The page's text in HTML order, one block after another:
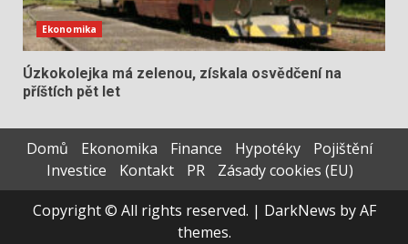
Ekonomika
Úzkokolejka má zelenou, získala osvědčení na
příštích pět let
Domů Ekonomika Finance Hypotéky
Pojištění
Investice
Kontakt PR
Zásady cookies (EU)
Copyright © All rights reserved. | DarkNews by AF
themes.